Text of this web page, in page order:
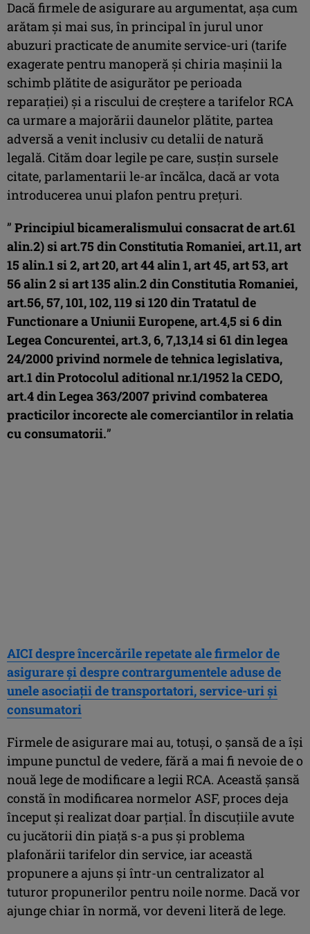
Dacă firmele de asigurare au argumentat, așa cum
arătam și mai sus, în principal în jurul unor
abuzuri practicate de anumite service-uri (tarife
exagerate pentru manoperă și chiria mașinii la
schimb plătite de asigurător pe perioada
reparației) și a riscului de creștere a tarifelor RCA
ca urmare a majorării daunelor plătite, partea
adversă a venit inclusiv cu detalii de natură
legală. Cităm doar legile pe care, susțin sursele
citate, parlamentarii le-ar încălca, dacă ar vota
introducerea unui plafon pentru prețuri.
” Principiul bicameralismului consacrat de art.61
alin.2) si art.75 din Constitutia Romaniei, art.11, art
15 alin.1 si 2, art 20, art 44 alin 1, art 45, art 53, art
56 alin 2 si art 135 alin.2 din Constitutia Romaniei,
art.56, 57, 101, 102, 119 si 120 din Tratatul de
Functionare a Uniunii Europene, art.4,5 si 6 din
Legea Concurentei, art.3, 6, 7,13,14 si 61 din legea
24/2000 privind normele de tehnica legislativa,
art.1 din Protocolul aditional nr.1/1952 la CEDO,
art.4 din Legea 363/2007 privind combaterea
practicilor incorecte ale comerciantilor in relatia
cu consumatorii.”
AICI despre încercările repetate ale firmelor de
asigurare și despre contrargumentele aduse de
unele asociații de transportatori, service-uri și
consumatori
Firmele de asigurare mai au, totuși, o șansă de a își
impune punctul de vedere, fără a mai fi nevoie de o
nouă lege de modificare a legii RCA. Această șansă
constă în modificarea normelor ASF, proces deja
început și realizat doar parțial. În discuțiile avute
cu jucătorii din piață s-a pus și problema
plafonării tarifelor din service, iar această
propunere a ajuns și într-un centralizator al
tuturor propunerilor pentru noile norme. Dacă vor
ajunge chiar în normă, vor deveni literă de lege.